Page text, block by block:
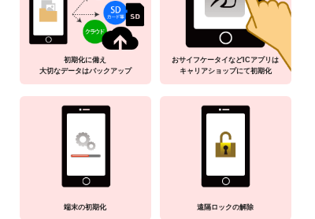
初期化に備え
大切なデータはバックアップ
おサイフケータイなどICアプリは
キャリアショップにて初期化
端末の初期化 遠隔ロックの解除